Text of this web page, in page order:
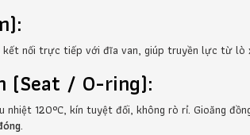
kết nối trực tiếp với đĩa van, giúp truyền lực từ lò
(Seat / O-ring):
nhiệt 120°C, kín tuyệt đối, không rò rỉ. Gioăng
.